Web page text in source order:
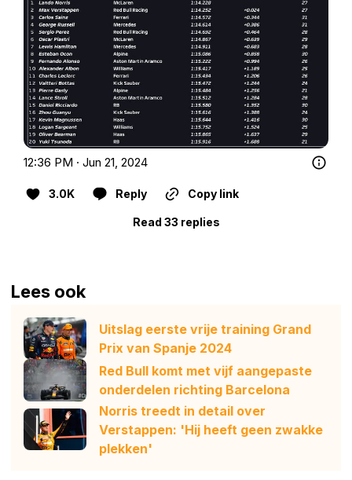
12:36 PM · Jun 21, 2024
3.0K Reply Copy link
Read 33 replies
Lees ook
Uitslag eerste vrije training Grand
Prix van Spanje 2024
Red Bull komt met vijf aangepaste
onderdelen richting Barcelona
Norris treedt in detail over
Verstappen: 'Hij heeft geen zwakke
plekken'